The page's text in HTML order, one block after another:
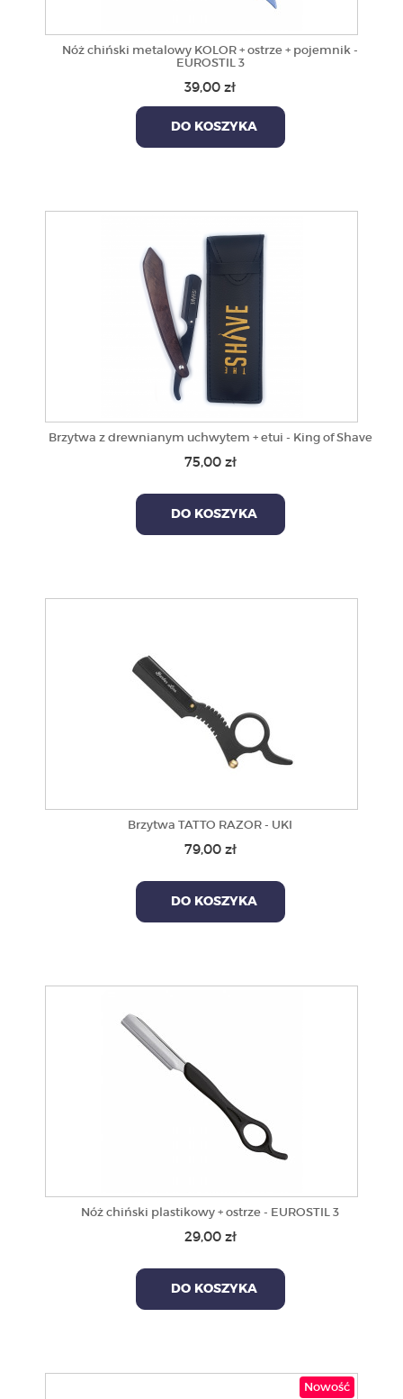
Nóż chiński metalowy KOLOR + ostrze + pojemnik -
EUROSTIL 3
39,00 zł
DO KOSZYKA
Brzytwa z drewnianym uchwytem + etui - King of Shave
75,00 zł
DO KOSZYKA
Brzytwa TATTO RAZOR - UKI
79,00 zł
DO KOSZYKA
Nóż chiński plastikowy + ostrze - EUROSTIL 3
29,00 zł
DO KOSZYKA
Nowość